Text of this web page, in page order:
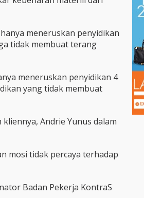
meneruskan penyidikan
tidak membuat terang
meneruskan penyidikan 4
yang tidak membuat
Andrie Yunus dalam
mosi tidak percaya terhadap
Badan Pekerja KontraS